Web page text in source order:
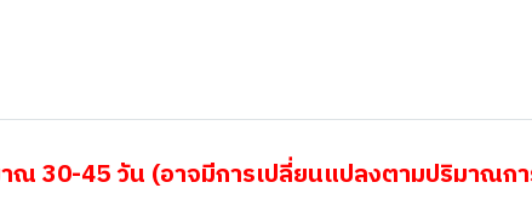
ณ 30-45 วัน (อาจมีการเปลี่ยนแปลงตามปริมาณก